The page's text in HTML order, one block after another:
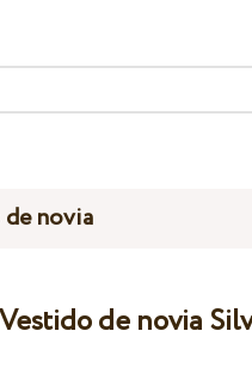
novia
Vestido de novia